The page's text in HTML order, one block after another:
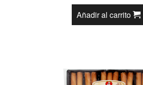
Añadir al carrito